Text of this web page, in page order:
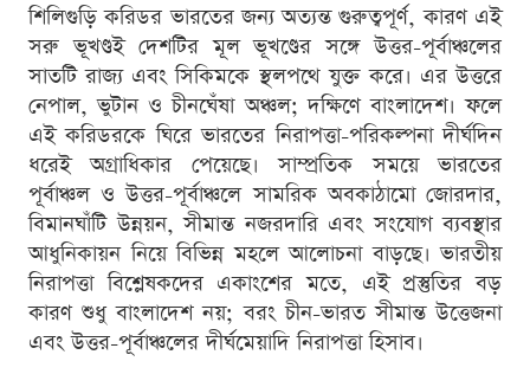
শিলিগুড়ি করিডর ভারতের জন্য অত্যন্ত গুরুত্বপূর্ণ, কারণ এই
সরু ভূখণ্ডই দেশটির মূল ভূখণ্ডের সঙ্গে উত্তর-পূর্বাঞ্চলের
সাতটি রাজ্য এবং সিকিমকে স্থলপথে যুক্ত করে। এর উত্তরে
নেপাল, ভুটান ও চীনঘেঁষা অঞ্চল; দক্ষিণে বাংলাদেশ। ফলে
এই করিডরকে ঘিরে ভারতের নিরাপত্তা-পরিকল্পনা দীর্ঘদিন
ধরেই অগ্রাধিকার পেয়েছে। সাম্প্রতিক সময়ে ভারতের
পূর্বাঞ্চল ও উত্তর-পূর্বাঞ্চলে সামরিক অবকাঠামো জোরদার,
বিমানঘাঁটি উন্নয়ন, সীমান্ত নজরদারি এবং সংযোগ ব্যবস্থার
আধুনিকায়ন নিয়ে বিভিন্ন মহলে আলোচনা বাড়ছে। ভারতীয়
নিরাপত্তা বিশ্লেষকদের একাংশের মতে, এই প্রস্তুতির বড়
কারণ শুধু বাংলাদেশ নয়; বরং চীন-ভারত সীমান্ত উত্তেজনা
এবং উত্তর-পূর্বাঞ্চলের দীর্ঘমেয়াদি নিরাপত্তা হিসাব।